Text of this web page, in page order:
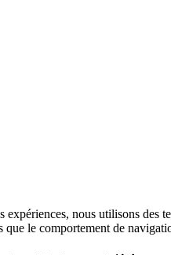
nous utilisons des
que le comportement de